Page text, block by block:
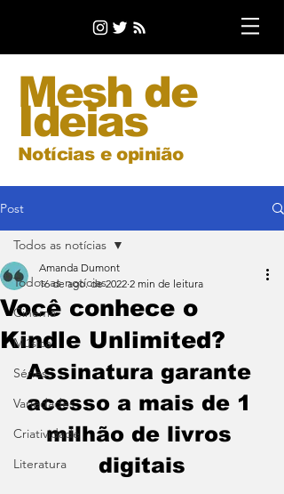
Mesh de
Ideias
Notícias e opinião
Post
Todos as notícias
Cinema
Música
Séries
Variedades
Criatividade
Literatura
Todos as notícias
Você conhece o
Kindle Unlimited?
Amanda Dumont
16 de ago. de 2022 2 min de leitura
Assinatura garante
acesso a mais de 1
milhão de livros
digitais